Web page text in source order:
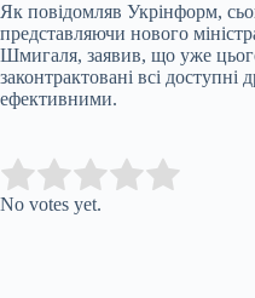
Як повідомляв Укрінформ,
представляючи нового
Шмигаля, заявив, що уже
законтрактовані всі доступні
ефективними.
Rate this item:
No votes yet.